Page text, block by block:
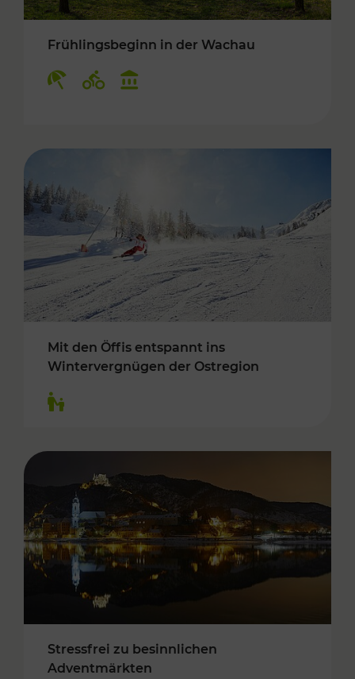
Frühlingsbeginn in der Wachau
Mit den Öffis entspannt ins
Wintervergnügen der Ostregion
Stressfrei zu besinnlichen
Adventmärkten